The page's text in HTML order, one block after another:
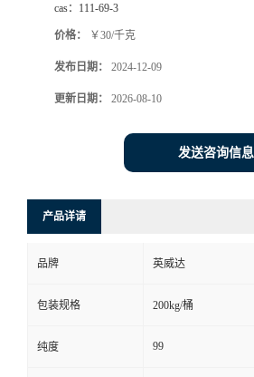
cas： 111-69-3
价格： ￥30/千克
发布日期： 2024-12-09
更新日期： 2026-08-10
发送咨询信息
产品详请
品牌 英威达
包装规格 200kg/桶
纯度 99